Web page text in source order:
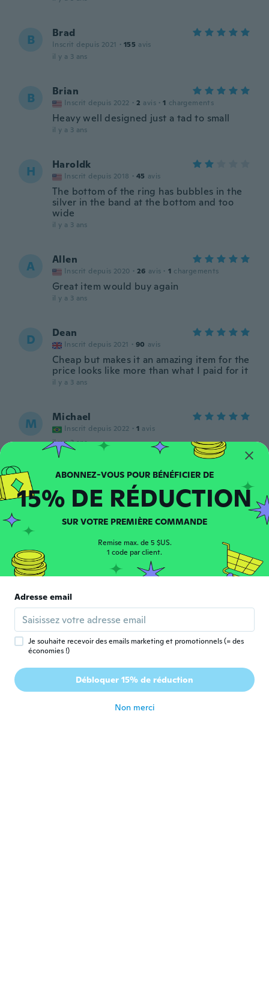
B Brad
Inscrit depuis 2021 · 155 avis
il y a 3 ans
B Brian
Inscrit depuis 2022 · 2 avis · 1 chargements
Heavy well designed just a tad to small
il y a 3 ans
H Haroldk
Inscrit depuis 2018 · 45 avis
The bottom of the ring has bubbles in the
silver in the band at the bottom and too
wide
il y a 3 ans
A Allen
Inscrit depuis 2020 · 26 avis · 1 chargements
Great item would buy again
il y a 3 ans
D Dean
Inscrit depuis 2021 · 90 avis
Cheap but makes it an amazing item for the
price looks like more than what I paid for it
il y a 3 ans
M Michael
Inscrit depuis 2022 · 1 avis
il y a 3 ans
H Hershel
Inscrit depuis 2018 · 6 avis
il y a 3 ans
Inscrit depuis 2020 148 avis chargements
Best ring i have
il y a 3 ans
Samantha
Inscrit depuis 2017 · 4 avis
15% DE RÉDUCTION
SUR VOTRE PREMIÈRE COMMANDE
Remise max. de 5 $US.
1 code par client.
Adresse email
Je souhaite recevoir des emails marketing et promotionnels (= des
économies !)
Débloquer 15% de réduction
Non merci